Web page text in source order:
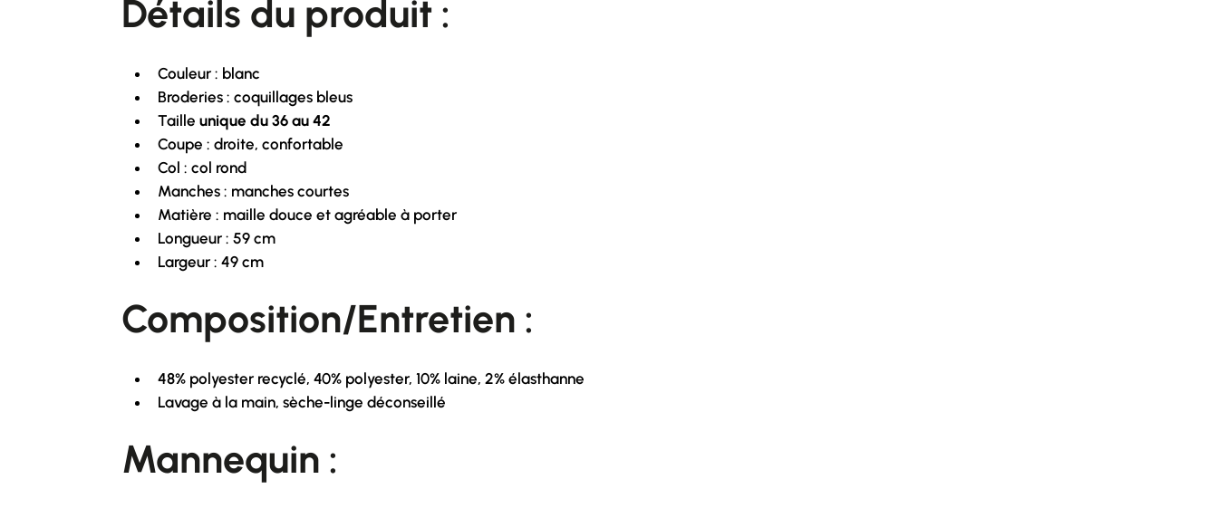
Détails du produit :
Couleur : blanc
Broderies : coquillages bleus
Taille unique du 36 au 42
Coupe : droite, confortable
Col : col rond
Manches : manches courtes
Matière : maille douce et agréable à porter
Longueur : 59 cm
Largeur : 49 cm
Composition/Entretien :
48% polyester recyclé, 40% polyester, 10% laine, 2% élasthanne
Lavage à la main, sèche-linge déconseillé
Mannequin :